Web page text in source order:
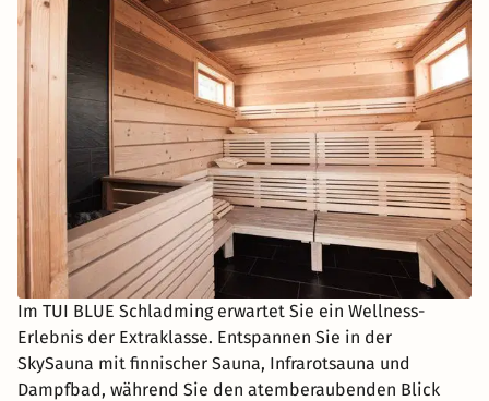
Im TUI BLUE Schladming erwartet Sie ein Wellness-
Erlebnis der Extraklasse. Entspannen Sie in der
SkySauna mit finnischer Sauna, Infrarotsauna und
Dampfbad, während Sie den atemberaubenden Blick